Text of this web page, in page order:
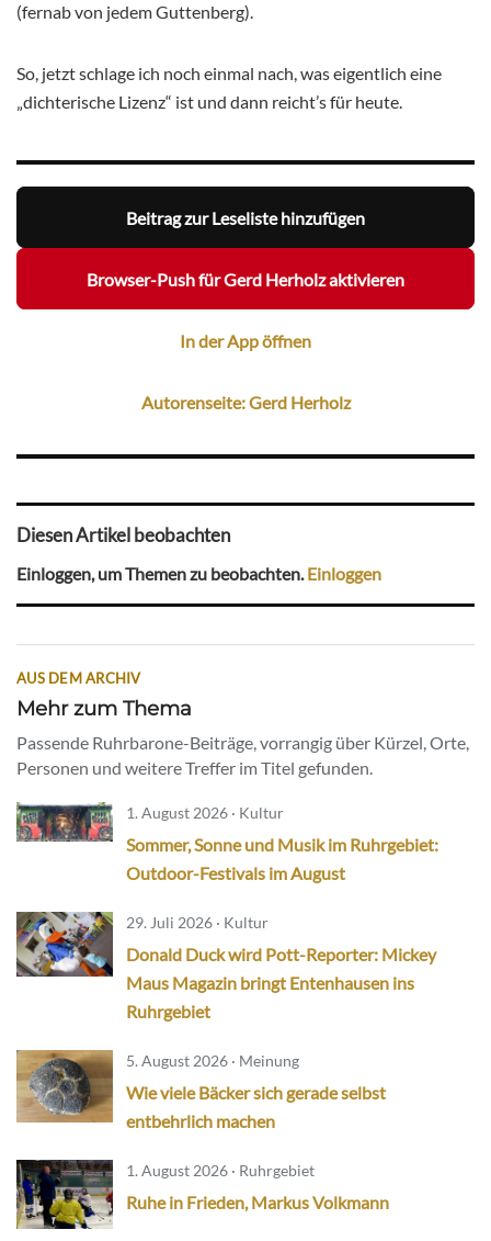
(fernab von jedem Guttenberg).
So, jetzt schlage ich noch einmal nach, was eigentlich eine
„dichterische Lizenz“ ist und dann reicht’s für heute.
Beitrag zur Leseliste hinzufügen
Browser-Push für Gerd Herholz aktivieren
In der App öffnen
Autorenseite: Gerd Herholz
Diesen Artikel beobachten
Einloggen, um Themen zu beobachten.Einloggen
AUS DEM ARCHIV
Mehr zum Thema
Passende Ruhrbarone-Beiträge, vorrangig über Kürzel, Orte,
Personen und weitere Treffer im Titel gefunden.
1. August 2026 · Kultur
Sommer, Sonne und Musik im Ruhrgebiet:
Outdoor-Festivals im August
29. Juli 2026 · Kultur
Donald Duck wird Pott-Reporter: Mickey
Maus Magazin bringt Entenhausen ins
Ruhrgebiet
5. August 2026 · Meinung
Wie viele Bäcker sich gerade selbst
entbehrlich machen
1. August 2026 · Ruhrgebiet
Ruhe in Frieden, Markus Volkmann